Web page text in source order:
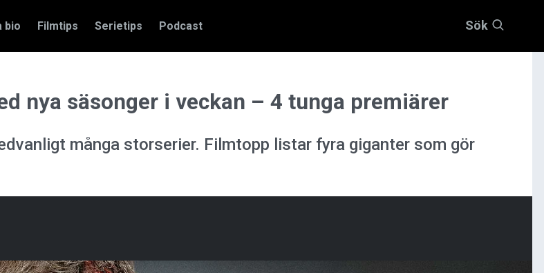
bio Filmtips Serietips Podcast Sök
nya säsonger i veckan – 4 tunga premiärer
många storserier. Filmtopp listar fyra giganter som gör